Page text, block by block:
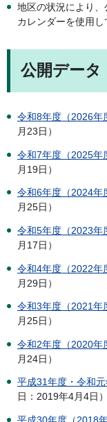
地区の状況により
カレンダーを使用し
公開データ
令和8年度（2026年
月23日）
令和7年度（2025年
月19日）
令和6年度（2024年
月25日）
令和5年度（2023年
月17日）
令和4年度（2022年
月29日）
令和3年度（2021年
月25日）
令和2年度（2020年
月24日）
平成31年度・令和
日：2019年4月4日）